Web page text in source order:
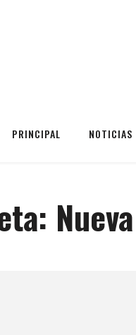
PRINCIPAL NOTICIAS